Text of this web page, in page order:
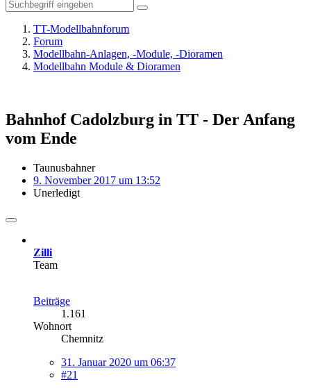
TT-Modellbahnforum
Forum
Modellbahn-Anlagen, -Module, -Dioramen
Modellbahn Module & Dioramen
Bahnhof Cadolzburg in TT - Der Anfang
vom Ende
Taunusbahner
9. November 2017 um 13:52
Unerledigt
Zilli
Team
Beiträge
1.161
Wohnort
Chemnitz
31. Januar 2020 um 06:37
#21